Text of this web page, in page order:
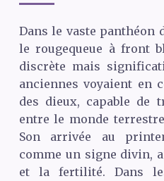
Dans le vaste panthéon
le rougequeue à front
discrète mais
anciennes voyaient en
des dieux, capable de
entre le monde
Son arrivée au
comme un signe divin,
et la fertilité. Dans